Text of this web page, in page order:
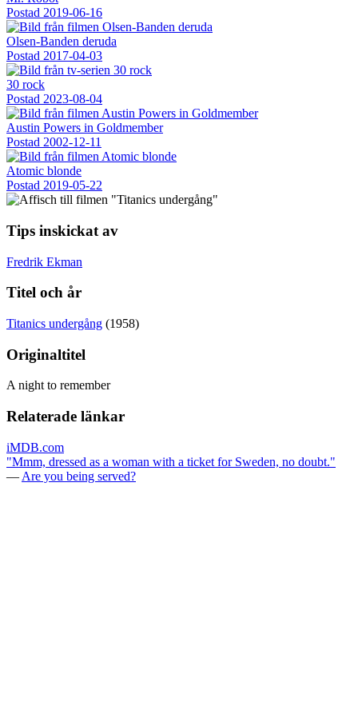
Postad 2019-06-16
Olsen-Banden deruda
Postad 2017-04-03
30 rock
Postad 2023-08-04
Austin Powers in Goldmember
Postad 2002-12-11
Atomic blonde
Postad 2019-05-22
Tips inskickat av
Fredrik Ekman
Titel och år
Titanics undergång (1958)
Originaltitel
A night to remember
Relaterade länkar
iMDB.com
"Mmm, dressed as a woman with a ticket for Sweden, no doubt."
— Are you being served?